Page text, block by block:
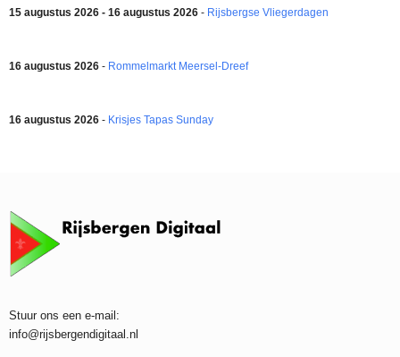
15 augustus 2026 - 16 augustus 2026 - Rijsbergse Vliegerdagen
16 augustus 2026 - Rommelmarkt Meersel-Dreef
16 augustus 2026 - Krisjes Tapas Sunday
Stuur ons een e-mail:
info@rijsbergendigitaal.nl